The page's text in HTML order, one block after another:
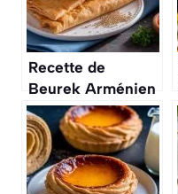
Recette de
Beurek Arménien
: un Délice
Feuilleté
Traditionnel